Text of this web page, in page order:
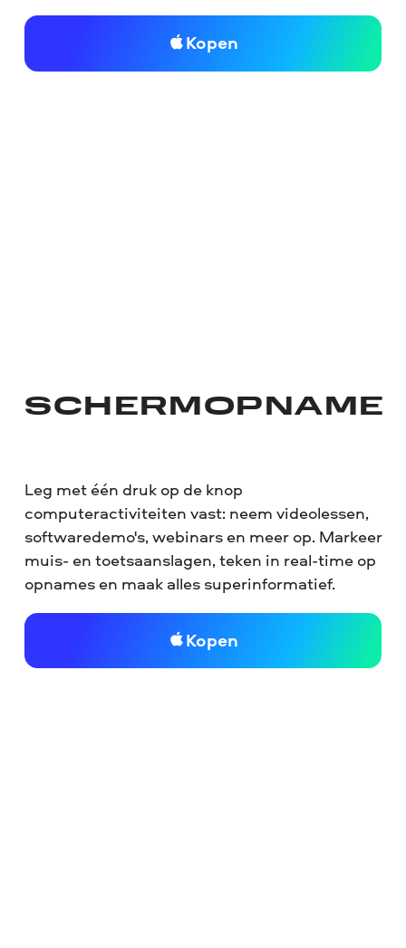
Kopen
SCHERMOPNAME
Leg met één druk op de knop
computeractiviteiten vast: neem videolessen,
softwaredemo's, webinars en meer op. Markeer
muis- en toetsaanslagen, teken in real-time op
opnames en maak alles superinformatief.
Kopen